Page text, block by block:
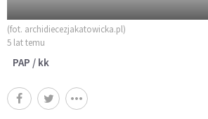
(fot. archidiecezjakatowicka.pl)
5 lat temu
PAP / kk